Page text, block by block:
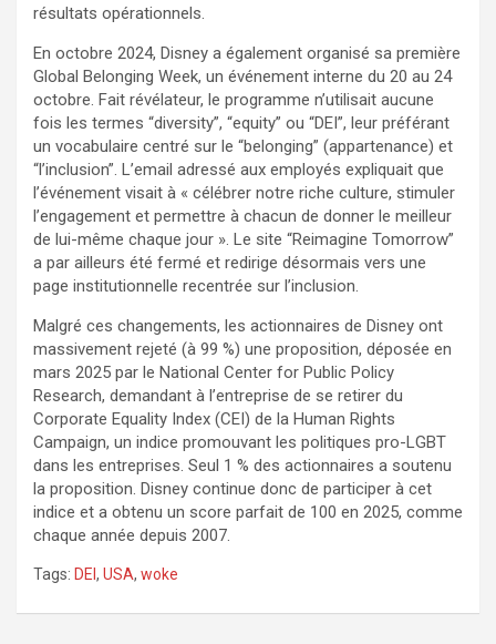
résultats opérationnels.
En octobre 2024, Disney a également organisé sa première
Global Belonging Week, un événement interne du 20 au 24
octobre. Fait révélateur, le programme n’utilisait aucune
fois les termes “diversity”, “equity” ou “DEI”, leur préférant
un vocabulaire centré sur le “belonging” (appartenance) et
“l’inclusion”. L’email adressé aux employés expliquait que
l’événement visait à « célébrer notre riche culture, stimuler
l’engagement et permettre à chacun de donner le meilleur
de lui-même chaque jour ». Le site “Reimagine Tomorrow”
a par ailleurs été fermé et redirige désormais vers une
page institutionnelle recentrée sur l’inclusion.
Malgré ces changements, les actionnaires de Disney ont
massivement rejeté (à 99 %) une proposition, déposée en
mars 2025 par le National Center for Public Policy
Research, demandant à l’entreprise de se retirer du
Corporate Equality Index (CEI) de la Human Rights
Campaign, un indice promouvant les politiques pro-LGBT
dans les entreprises. Seul 1 % des actionnaires a soutenu
la proposition. Disney continue donc de participer à cet
indice et a obtenu un score parfait de 100 en 2025, comme
chaque année depuis 2007.
Tags: DEI , USA, woke